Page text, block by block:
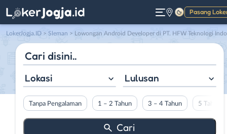
Pasang
Gelap
LokerJogja.ID > Sleman > Lowongan Android Developer di PT. HFW Teknologi Indonesia
Lokasi Lulusan
Tanpa Pengalaman 1 – 2 Tahun 3 – 4 Tahun 5 Tahun